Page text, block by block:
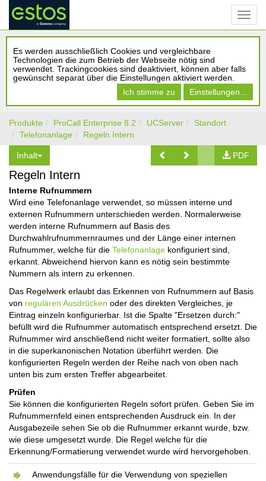
Es werden ausschließlich Cookies und vergleichbare
Technologien die zum Betrieb der Webseite nötig sind
verwendet. Trackingcookies sind deaktiviert, können aber falls
gewünscht separat über die Einstellungen aktiviert werden.
Ich stimme zu
Einstellungen...
Produkte ProCall Enterprise 8.2 UCServer
Standort
Telefonanlage
Regeln Intern
Inhalt PDF
Regeln Intern
Interne Rufnummern
Wird eine Telefonanlage verwendet, so müssen interne und
externen Rufnummern unterschieden werden. Normalerweise
werden interne Rufnummern auf Basis des
Durchwahlrufnummernraumes und der Länge einer internen
Rufnummer, welche für die Telefonanlage konfiguriert sind,
erkannt. Abweichend hiervon kann es nötig sein bestimmte
Nummern als intern zu erkennen.
Das Regelwerk erlaubt das Erkennen von Rufnummern auf Basis
von regulären Ausdrücken oder des direkten Vergleiches, je
Eintrag einzeln konfigurierbar. Ist die Spalte "Ersetzen durch:"
befüllt wird die Rufnummer automatisch entsprechend ersetzt. Die
Rufnummer wird anschließend nicht weiter formatiert, sollte also
in die superkanonischen Notation überführt werden. Die
konfigurierten Regeln werden der Reihe nach von oben nach
unten bis zum ersten Treffer abgearbeitet.
Prüfen
Sie können die konfigurierten Regeln sofort prüfen. Geben Sie im
Rufnummernfeld einen entsprechenden Ausdruck ein. In der
Ausgabezeile sehen Sie ob die Rufnummer erkannt wurde, bzw.
wie diese umgesetzt wurde. Die Regel welche für die
Erkennung/Formatierung verwendet wurde wird hervorgehoben.
Anwendungsfälle für die Verwendung von speziellen